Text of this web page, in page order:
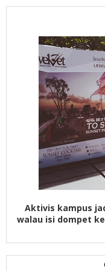
Aktivis kampus
walau isi dompet